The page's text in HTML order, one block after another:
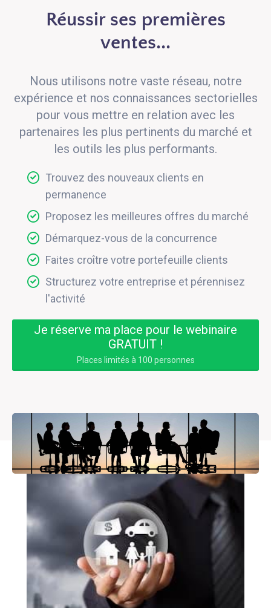
Réussir ses premières
ventes...
Nous utilisons notre vaste réseau, notre
expérience et nos connaissances sectorielles
pour vous mettre en relation avec les
partenaires les plus pertinents du marché et
les outils les plus performants.
Trouvez des nouveaux clients en
permanence
Proposez les meilleures offres du marché
Démarquez-vous de la concurrence
Faites croître votre portefeuille clients
Structurez votre entreprise et pérennisez
l'activité
Je réserve ma place pour le webinaire
GRATUIT !
Places limités à 100 personnes